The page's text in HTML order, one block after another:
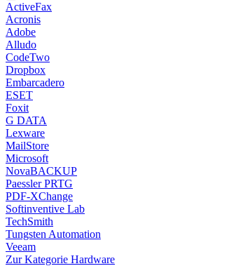
ActiveFax
Acronis
Adobe
Alludo
CodeTwo
Dropbox
Embarcadero
ESET
Foxit
G DATA
Lexware
MailStore
Microsoft
NovaBACKUP
Paessler PRTG
PDF-XChange
Softinventive Lab
TechSmith
Tungsten Automation
Veeam
Zur Kategorie Hardware